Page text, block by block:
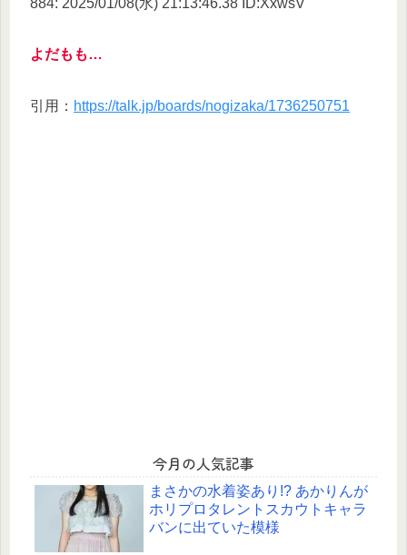
よだもも…
引用： https://talk.jp/boards/nogizaka/1736250751
今月の人気記事
まさかの水着姿あり!? あかりんが
ホリプロタレントスカウトキャラ
バンに出ていた模様